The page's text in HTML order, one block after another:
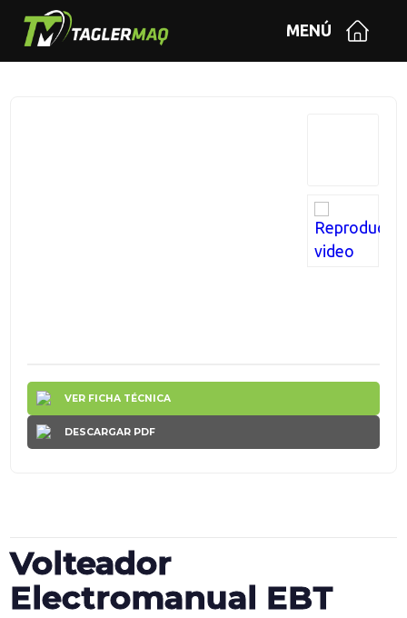
MENÚ
VER FICHA TÉCNICA
DESCARGAR PDF
Volteador
Electromanual EBT